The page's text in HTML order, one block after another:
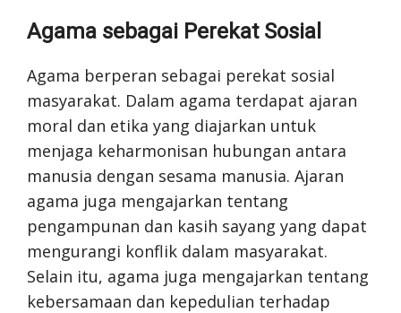
Agama sebagai Perekat Sosial
Agama berperan sebagai perekat sosial
masyarakat. Dalam agama terdapat ajaran
moral dan etika yang diajarkan untuk
menjaga keharmonisan hubungan antara
manusia dengan sesama manusia. Ajaran
agama juga mengajarkan tentang
pengampunan dan kasih sayang yang dapat
mengurangi konflik dalam masyarakat.
Selain itu, agama juga mengajarkan tentang
kebersamaan dan kepedulian terhadap